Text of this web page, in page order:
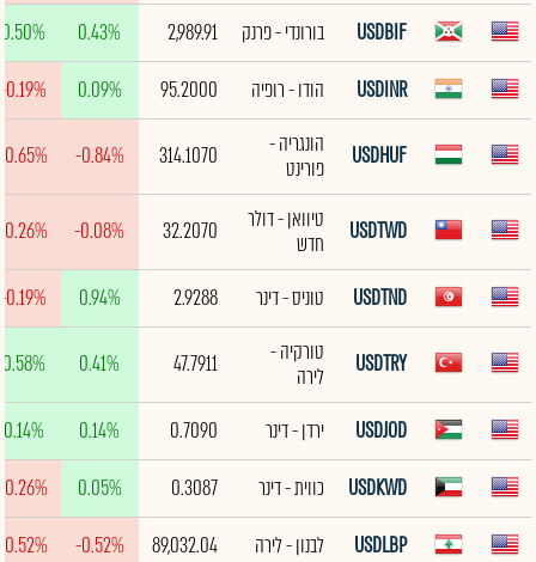
USDBIF בורונדי - פרנק 2,989.91
0.43%
0.50%
USDINR
הודו - רופיה 95.2000
0.09%
-0.19%
USDHUF
הונגריה -
פורינט
314.1070
-0.84%
-0.65%
USDTWD
טיוואן - דולר
חדש
32.2070
-0.08%
-0.26%
USDTND טוניס - דינר 2.9288
0.94%
-0.19%
USDTRY
טורקיה -
לירה
47.7911
0.41%
0.58%
USDJOD ירדן - דינר 0.7090
0.14%
0.14%
USDKWD
כווית - דינר 0.3087
0.05%
-0.26%
USDLBP
לבנון - לירה 89,032.04
-0.52%
-0.52%